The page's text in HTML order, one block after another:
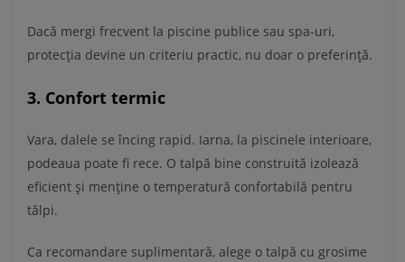
Dacă mergi frecvent la piscine publice sau spa-uri,
protecția devine un criteriu practic, nu doar o preferință.
3. Confort termic
Vara, dalele se încing rapid. Iarna, la piscinele interioare,
podeaua poate fi rece. O talpă bine construită izolează
eficient și menține o temperatură confortabilă pentru
tălpi.
Ca recomandare suplimentară, alege o talpă cu grosime